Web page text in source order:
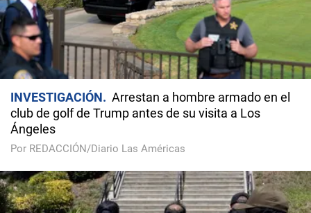
INVESTIGACIÓN
Arrestan a hombre armado en el
club de golf de Trump antes de su visita a Los
Ángeles
Por REDACCIÓN/Diario Las Américas